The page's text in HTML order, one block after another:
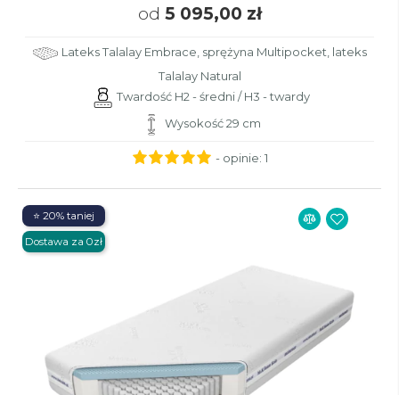
od 5 095,00 zł
Lateks Talalay Embrace, sprężyna Multipocket, lateks
Talalay Natural
Twardość H2 - średni / H3 - twardy
Wysokość 29 cm
- opinie: 1
⭐ 20% taniej
Dostawa za 0zł